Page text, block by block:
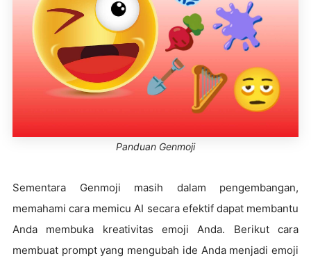
Panduan Genmoji
Sementara Genmoji masih dalam pengembangan,
memahami cara memicu AI secara efektif dapat membantu
Anda membuka kreativitas emoji Anda. Berikut cara
membuat prompt yang mengubah ide Anda menjadi emoji